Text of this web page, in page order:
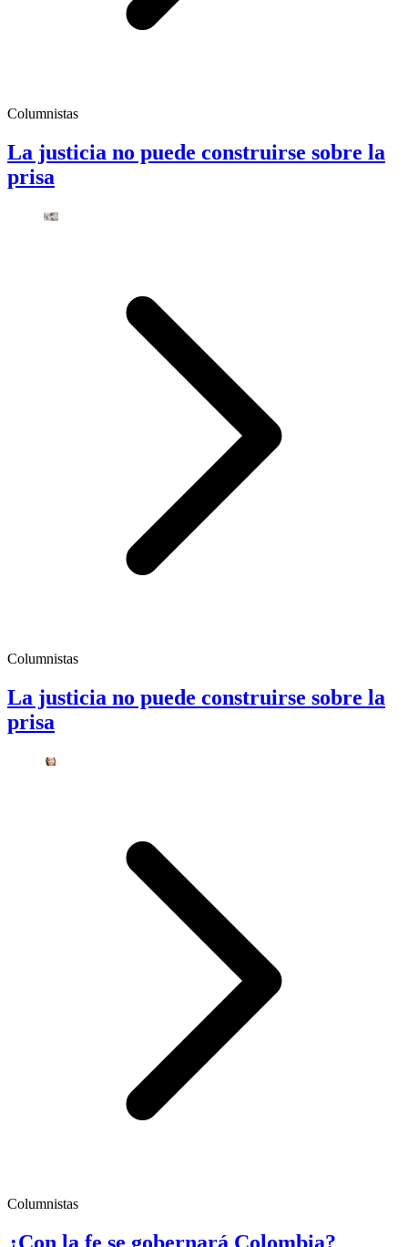
Columnistas
La justicia no puede construirse sobre la
prisa
Columnistas
La justicia no puede construirse sobre la
prisa
Columnistas